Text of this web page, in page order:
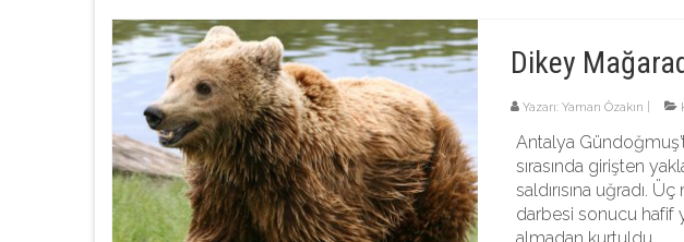
Dikey
Yazarı: Yaman Özakın
Antalya
sırasında girişten
saldırısına uğradı.
darbesi sonucu hafif